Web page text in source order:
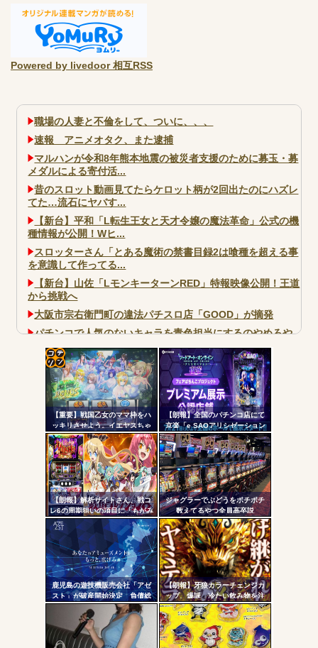
Powered by livedoor 相互RSS
職場の人妻と不倫をして、ついに、、、
速報 アニメオタク、また逮捕
マルハンが令和8年熊本地震の被災者支援のために募玉・募
メダルによる寄付活...
昔のスロット動画見てたらケロット柄が2回出たのにハズレ
てた…流石にヤバす...
【新台】平和「L転生王女と天才令嬢の魔法革命」公式の機
種情報が公開！Wヒ...
スロッターさん「とある魔術の禁書目録2は喰種を超える事
を意識して作ってる...
【新台】山佐「LモンキーターンRED」特報映像公開！王道
から挑戦へ
大阪市宗右衛門町の違法パチスロ店「GOOD」が摘発
パチンコで人気のないキャラを青色担当にするのやめろや
ワイ、パチンコ屋店員の目の前で会員カードを握り潰し
「今までありがとう」と...
無職のパチンコカス(22)なんやが、ワイの人生どれくらい
ヤバいか教えて？...
AngelBeats!とかいうクソアニメの思い出ｗｗｗ
Powered by livedoor 相互RSS
【重要】戦国乙女のママ枠をハ
ッキリさせよう。イエヤスちゃ
んやヒデヨシちゃんはママなの
か。ノブ様はママではないのか
を
【朗報】全国のパチンコ店にて
京楽「e SAOアリシゼーション
夜空」のデモ機プレミアム展示
が始まる！SAOファンは急
げ！！！
【朗報】解析サイトさん、戦コ
レ6の周期狙いの項目に「もがみ
んの尻画像」を採用
ジャグラーでぶどうをポチポチ
数えてるやつ全員高卒説
鹿児島の遊技機販売会社「アゼ
スト」が破産開始決定 負債総
額は約3500万円
【朗報】牙狼カラーチェンジカ
ップ、爆誕 冷たい飲み物を注
ぐと背景が浮かび上がる
コテ
リン
- 固
定リ
ンク
自動
更新
ツー
ル